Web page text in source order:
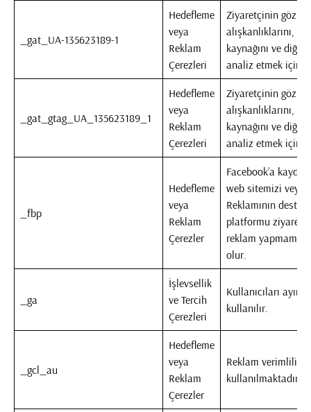
_gat_UA-135623189-1
Hedefleme
veya
Reklam
Çerezleri
Ziyaretçinin göz
alışkanlıklarını,
kaynağını ve
analiz etmek için
_gat_gtag_UA_135623189_1
Hedefleme
veya
Reklam
Çerezleri
Ziyaretçinin göz
alışkanlıklarını,
kaynağını ve
analiz etmek için
_fbp
Hedefleme
veya
Reklam
Çerezler
Facebook’a
web sitemizi veya
Reklamının
platformu ziyaret
reklam
olur.
_ga
İşlevsellik
ve Tercih
Çerezleri
Kullanıcıları ayırt
kullanılır.
_gcl_au
Hedefleme
veya
Reklam
Çerezler
Reklam verimliliği
kullanılmaktadır